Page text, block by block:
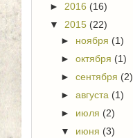
► 2016 (16)
▼ 2015 (22)
► ноября (1)
►октября (1)
►сентября (2)
►августа (1)
► июля (2)
▼ июня (3)